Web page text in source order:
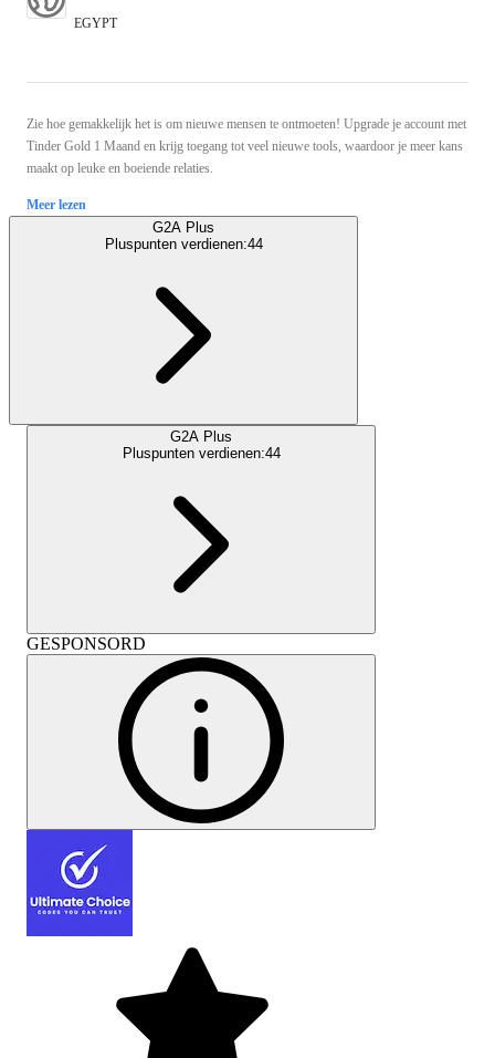
EGYPT
Zie hoe gemakkelijk het is om nieuwe mensen te ontmoeten! Upgrade je account met
Tinder Gold 1 Maand en krijg toegang tot veel nieuwe tools, waardoor je meer kans
maakt op leuke en boeiende relaties.
Meer lezen
G2A Plus
Pluspunten verdienen:44
G2A Plus
Pluspunten verdienen:44
GESPONSORD